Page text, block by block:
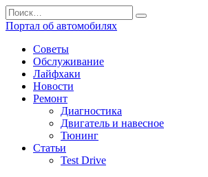
Перейти
к
содержанию
Search
for:
Портал об автомобилях
Советы
Обслуживание
Лайфхаки
Новости
Ремонт
Диагностика
Двигатель и навесное
Тюнинг
Статьи
Test Drive